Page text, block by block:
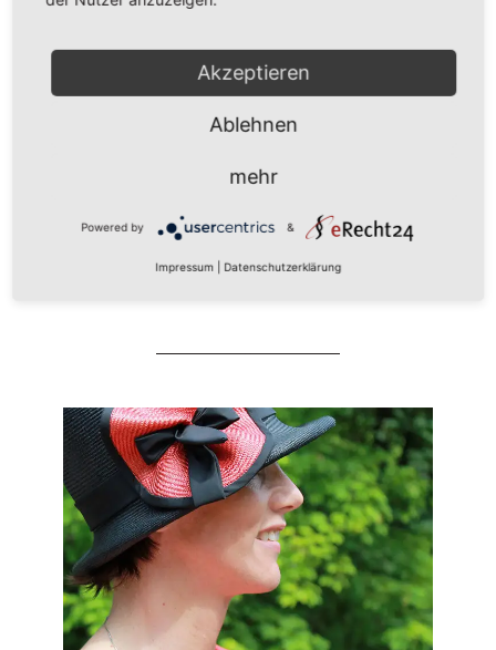
Marzi
Hut aus Parasisol mit Sinamay
Akzeptieren
Ablehnen
mehr
Powered by &
Impressum Datenschutzerklärung